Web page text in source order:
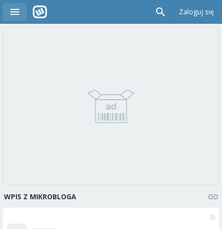
Zaloguj się
WPIS Z MIKROBLOGA